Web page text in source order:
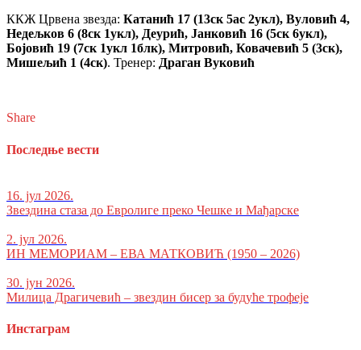
ККЖ Црвена звезда: Катанић 17 (13ск 5ас 2укл), Вуловић 4,
Недељков 6 (8ск 1укл), Деурић, Јанковић 16 (5ск 6укл),
Бојовић 19 (7ск 1укл 1блк), Митровић, Ковачевић 5 (3ск),
Мишељић 1 (4ск). Тренер: Драган Вуковић
Share
Последње вести
16. јул 2026.
Звездина стаза до Евролиге преко Чешке и Мађарске
2. јул 2026.
ИН МЕМОРИАМ – ЕВА МАТКОВИЋ (1950 – 2026)
30. јун 2026.
Милица Драгичевић – звездин бисер за будуће трофеје
Инстаграм